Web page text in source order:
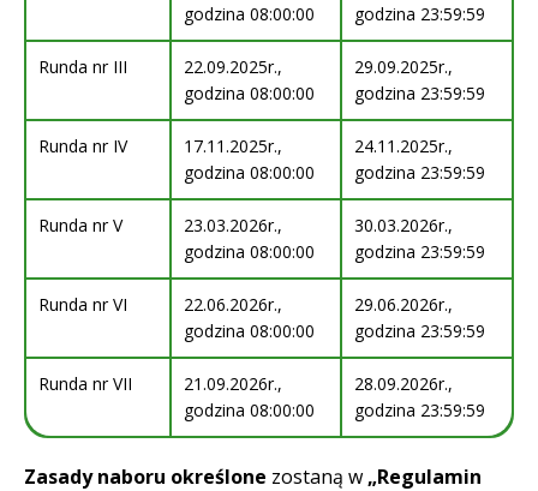
godzina 08:00:00
godzina 23:59:59
Runda nr III
22.09.2025r.,
godzina 08:00:00
29.09.2025r.,
godzina 23:59:59
Runda nr IV
17.11.2025r.,
godzina 08:00:00
24.11.2025r.,
godzina 23:59:59
Runda nr V
23.03.2026r.,
godzina 08:00:00
30.03.2026r.,
godzina 23:59:59
Runda nr VI
22.06.2026r.,
godzina 08:00:00
29.06.2026r.,
godzina 23:59:59
Runda nr VII
21.09.2026r.,
godzina 08:00:00
28.09.2026r.,
godzina 23:59:59
Zasady naboru określone zostaną w „Regulamin